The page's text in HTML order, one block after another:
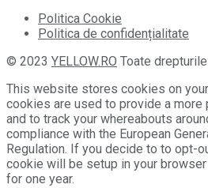
Politica Cookie
Politica de confidențialitate
© 2023 YELLOW.RO Toate
This website stores cookies on
cookies are used to provide a
and to track your whereabouts
compliance with the European
Regulation. If you decide to to opt-
cookie will be setup in your
for one year.